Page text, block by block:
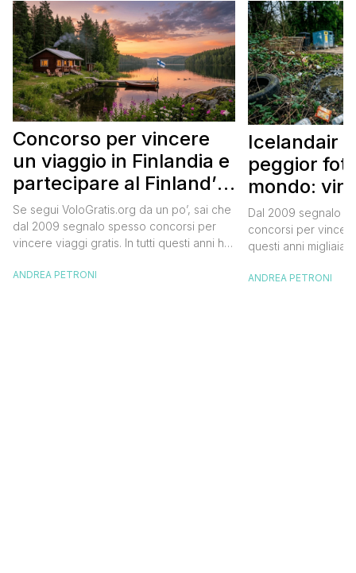
Concorso per vincere
un viaggio in Finlandia e
partecipare al Finland’s
Official Tasting
Se segui VoloGratis.org da un po’, sai che
dal 2009 segnalo spesso concorsi per
vincere viaggi gratis. In tutti questi anni ho
destinazioni incredibili grazie a queste
ANDREA PETRONI
Icelandair
peggior
mondo:
in Islanda
dollari
Dal 2009 segnalo
concorsi per
questi anni migliaia
segnalazioni
ANDREA PETRONI